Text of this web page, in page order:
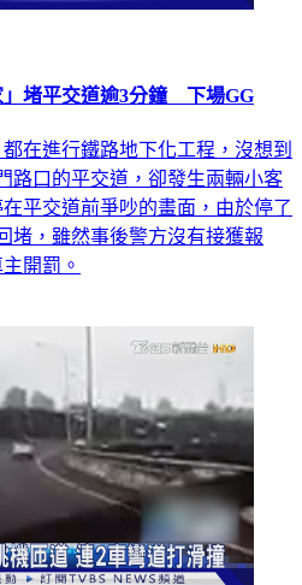
」堵平交道逾3分鐘 下場GG
在進行鐵路地下化工程，沒想到
路口的平交道，卻發生兩輛小客
平交道前爭吵的畫面，由於停了
堵，雖然事後警方沒有接獲報
開罰。